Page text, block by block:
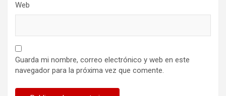
Web
Guarda mi nombre, correo electrónico y web en este
navegador para la próxima vez que comente.